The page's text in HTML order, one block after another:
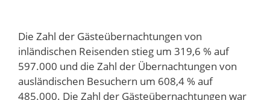
Die Zahl der Gästeübernachtungen von
inländischen Reisenden stieg um 319,6 % auf
597.000 und die Zahl der Übernachtungen von
ausländischen Besuchern um 608,4 % auf
485.000. Die Zahl der Gästeübernachtungen war